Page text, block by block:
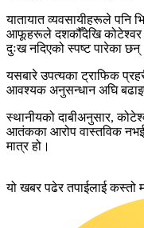
यातायात व्यवसायीहरूले पनि
आफूहरूले दशकौँदेखि कोटेश्वर
दुःख नदिएको स्पष्ट पारेका
यसबारे उपत्यका ट्राफिक
आवश्यक अनुसन्धान अघि
स्थानीयको दाबीअनुसार,
आतंकका आरोप वास्तविक नभई
मात्र हो।
यो खबर पढेर तपाईलाई कस्तो